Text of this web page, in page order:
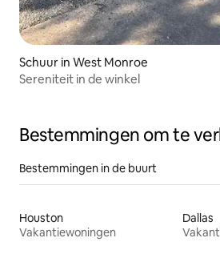
Schuur in West Monroe
Sereniteit in de winkel
Bestemmingen om te
Bestemmingen in de buurt
Houston
Vakantiewoningen
Dallas